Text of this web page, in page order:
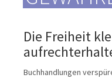
Die Freiheit
Buchhandlungen